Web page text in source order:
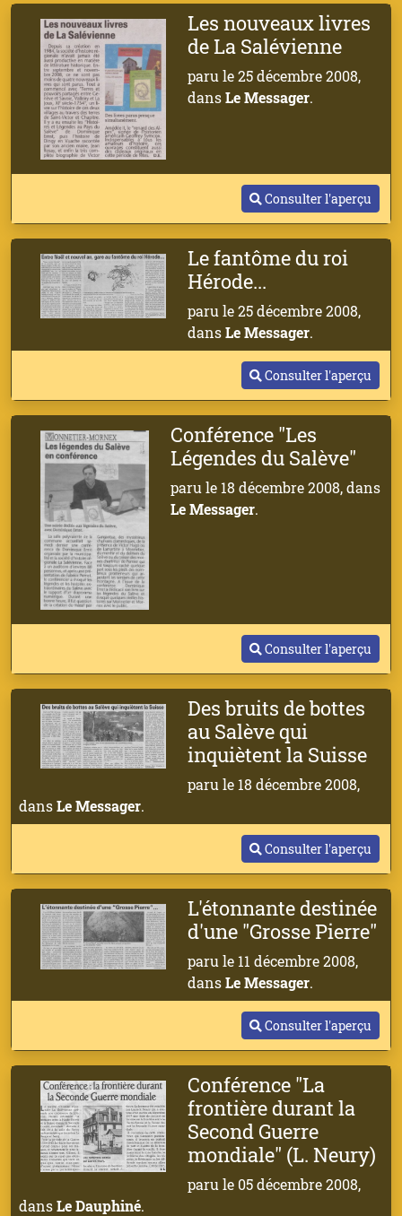
Les nouveaux livres
de La Salévienne
paru le 25 décembre 2008,
dansLe Messager.
Consulter l'aperçu
Le fantôme du roi
Hérode...
paru le 25 décembre 2008,
dansLe Messager.
Consulter l'aperçu
Conférence "Les
Légendes du Salève"
paru le 18 décembre 2008, dans
Le Messager.
Consulter l'aperçu
Des bruits de bottes
au Salève qui
inquiètent la Suisse
paru le 18 décembre 2008,
dansLe Messager.
Consulter l'aperçu
L'étonnante destinée
d'une "Grosse Pierre"
paru le 11 décembre 2008,
dansLe Messager.
Consulter l'aperçu
Conférence "La
frontière durant la
Second Guerre
mondiale" (L. Neury)
paru le 05 décembre 2008,
dansLe Dauphiné.